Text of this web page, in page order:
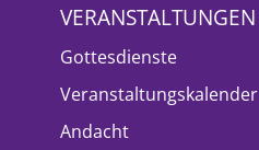
VERANSTALTUNGEN
Gottesdienste
Veranstaltungskalender
Andacht